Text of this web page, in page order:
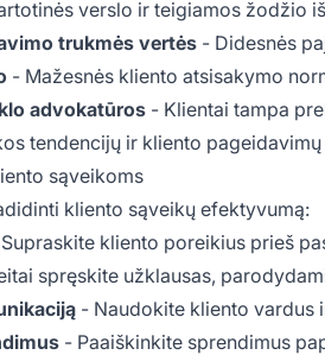
verslo ir teigiamos žodžio
trukmės vertės - Didesnės
- Mažesnės kliento atsisakymo
advokatūros - Klientai tampa
tendencijų ir kliento
sąveikoms
kliento sąveikų efektyvumą:
kliento poreikius prieš
spręskite užklausas,
- Naudokite kliento vardus
- Paaiškinkite sprendimus